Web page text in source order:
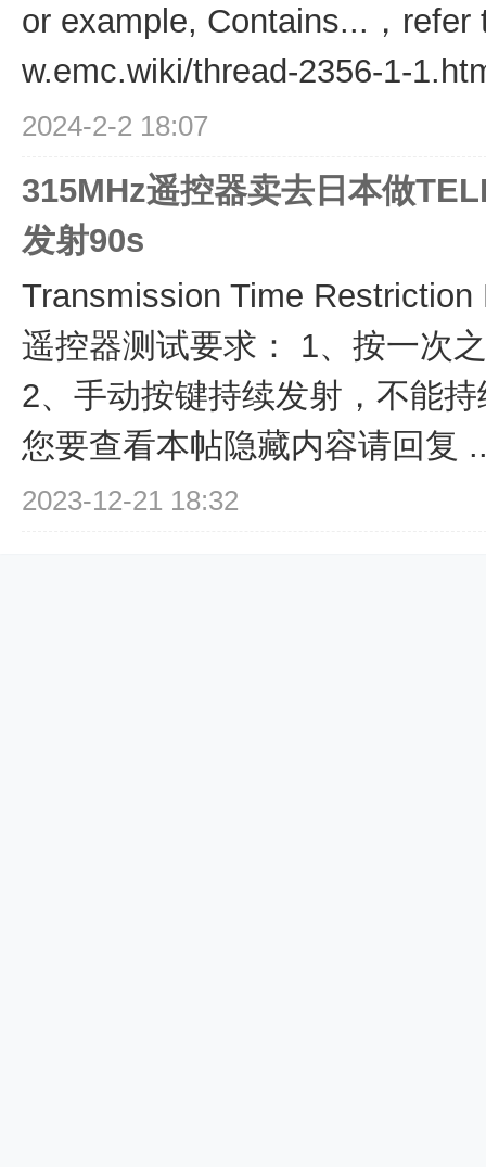
or example, Contains...，
w.emc.wiki/thread-2356-1-
2024-2-2 18:07
315MHz遥控器卖去日本做
发射90s
Transmission Time
遥控器测试要求： 1、按一次
2、手动按键持续发射，不能
您要查看本帖隐藏内容请回复
2023-12-21 18:32